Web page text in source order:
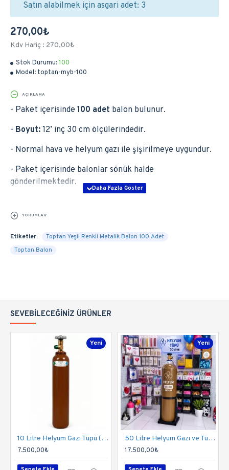
Stok Durumu:100
Model: toptan-myb-100
270,00₺
Kdv Hariç : 270,00₺
Satın alabilmek için asgari adet: 3
AÇIKLAMA
- Paket içerisinde 100 adet balon bulunur.
- Boyut: 12’ inç 30 cm ölçülerindedir.
- Normal hava ve helyum gazı ile şişirilmeye uygundur.
- Paket içerisinde balonlar sönük halde
gönderilmektedir.
YORUMLAR
Etiketler:
Toptan Yeşil Renkli Metalik Balon 100 Adet
Toptan Balon
SEVEBILECEĞINIZ ÜRÜNLER
Yeni
10 Litre Helyum Gazı Tüpü (%99,9 Saflık) | 130-150 Balon Kapasitesi
7.500,00₺
Yeni
50 Litre Helyum Gazı ve Tüpü (%99,9 Saflık) | 800-900 Balon Kapasitesi
17.500,00₺